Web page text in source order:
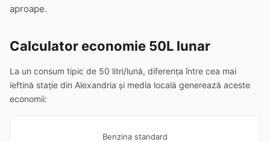
aproape.
Calculator economie 50L lunar
La un consum tipic de 50 litri/lună, diferența între cea mai
ieftină stație din Alexandria și media locală generează aceste
economii:
Benzina standard